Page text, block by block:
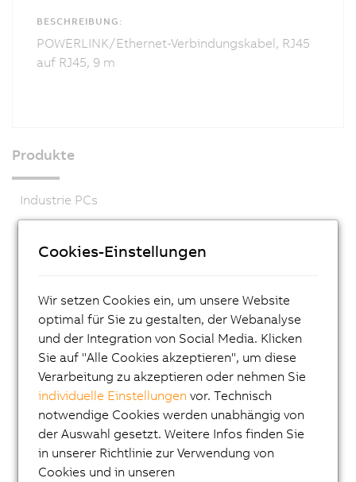
BESCHREIBUNG:
POWERLINK/Ethernet-Verbindungskabel, RJ45
auf RJ45, 9 m
Produkte
Industrie PCs
Steuerungssysteme
X20 System coated
X90 mobile Steuerungssystem
I/O Systeme
Vision Systeme
Sicherheitstechnik
Antriebstechnik
Mechatronische Systeme
Cookies-Einstellungen
Wir setzen Cookies ein, um unsere Website
optimal für Sie zu gestalten, der Webanalyse
und der Integration von Social Media. Klicken
Sie auf "Alle Cookies akzeptieren", um diese
Verarbeitung zu akzeptieren oder nehmen Sie
individuelle Einstellungen vor. Technisch
notwendige Cookies werden unabhängig von
der Auswahl gesetzt. Weitere Infos finden Sie
in unserer Richtlinie zur Verwendung von
Cookies und in unseren